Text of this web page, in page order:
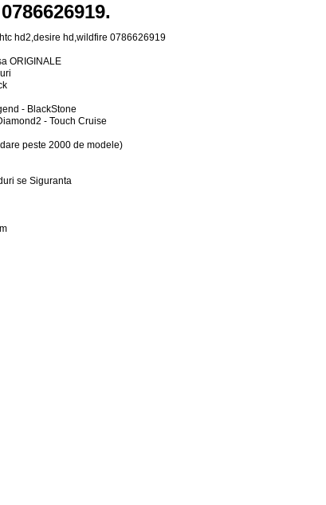
hd2,desire hd,wildfire 0786626919
ORIGINALE
- BlackStone
- Touch Cruise
peste 2000 de modele)
se Siguranta